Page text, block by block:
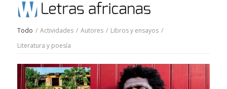
Todo / Actividades / Autores / Libros y ensayos /
Literatura y poesía